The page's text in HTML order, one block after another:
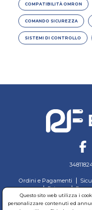
COMPATIBILITÀ OMRON
COMANDO SICUREZZA
SISTEMI DI CONTROLLO
Ordini e Pagamenti
Privacy
© RF Elettrica Srl - Sede
Questo sito web utilizza i
personalizzare contenuti ed